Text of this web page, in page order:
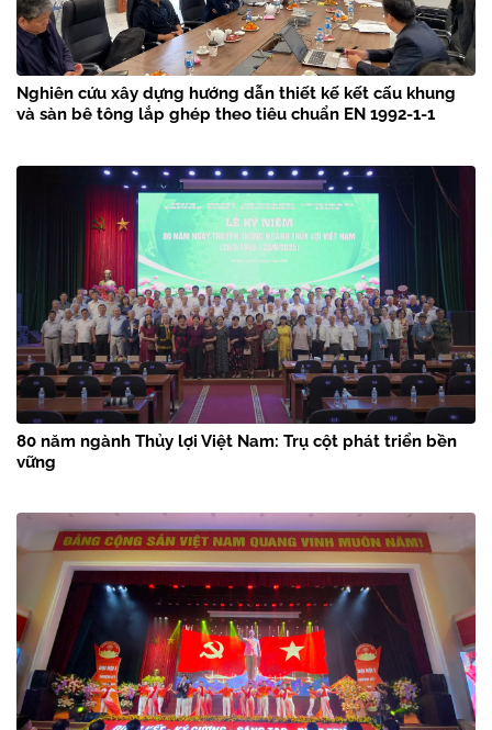
Nghiên cứu xây dựng hướng dẫn thiết kế kết cấu khung
và sàn bê tông lắp ghép theo tiêu chuẩn EN 1992-1-1
80 năm ngành Thủy lợi Việt Nam: Trụ cột phát triển bền
vững